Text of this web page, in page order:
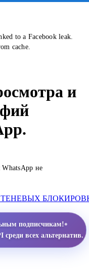
to a Facebook leak.
cache.
и
не
подписчикам!•
всех альтернатив.